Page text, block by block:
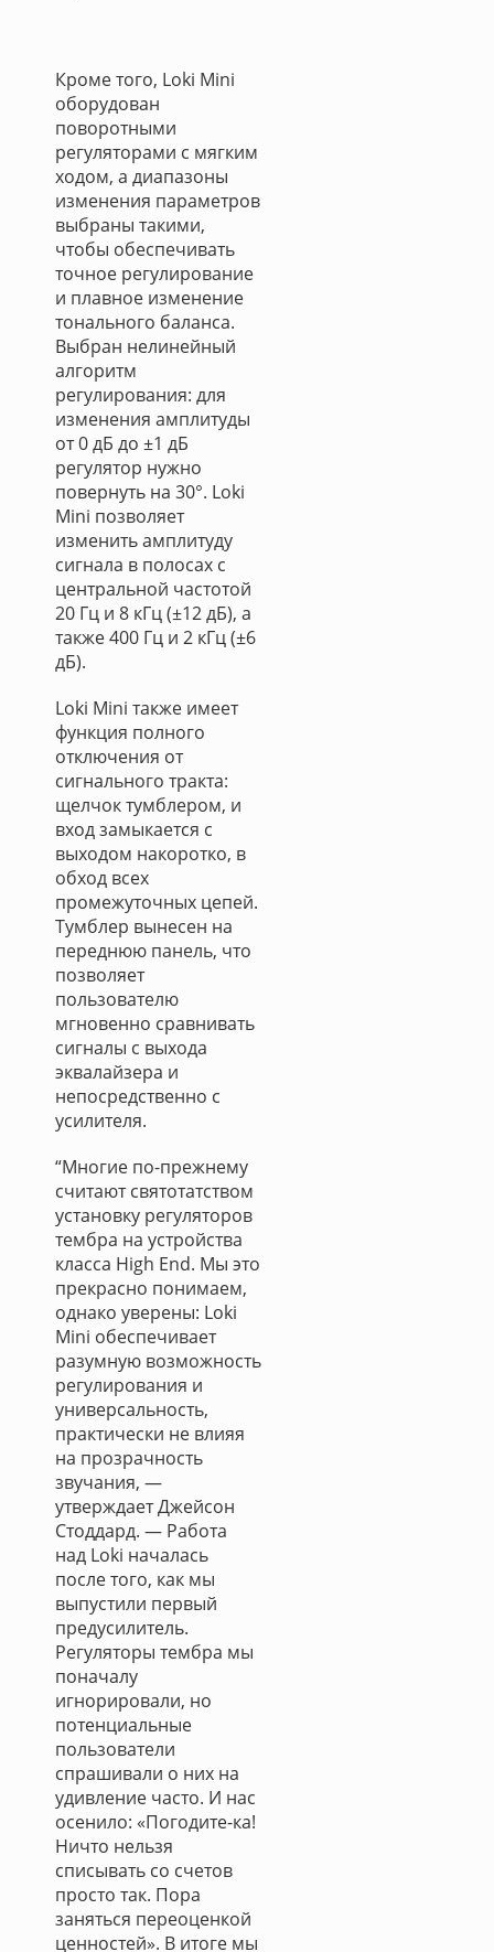
Кроме того, Loki Mini
оборудован
поворотными
регуляторами с мягким
ходом, а диапазоны
изменения параметров
выбраны такими,
чтобы обеспечивать
точное регулирование
и плавное изменение
тонального баланса.
Выбран нелинейный
алгоритм
регулирования: для
изменения амплитуды
от 0 дБ до ±1 дБ
регулятор нужно
повернуть на 30°. Loki
Mini позволяет
изменить амплитуду
сигнала в полосах с
центральной частотой
20 Гц и 8 кГц (±12 дБ), а
также 400 Гц и 2 кГц (±6
дБ).
Loki Mini также имеет
функция полного
отключения от
сигнального тракта:
щелчок тумблером, и
вход замыкается с
выходом накоротко, в
обход всех
промежуточных цепей.
Тумблер вынесен на
переднюю панель, что
позволяет
пользователю
мгновенно сравнивать
сигналы с выхода
эквалайзера и
непосредственно с
усилителя.
“Многие по-прежнему
считают святотатством
установку регуляторов
тембра на устройства
класса High End. Мы это
прекрасно понимаем,
однако уверены: Loki
Mini обеспечивает
разумную возможность
регулирования и
универсальность,
практически не влияя
на прозрачность
звучания, —
утверждает Джейсон
Стоддард. — Работа
над Loki началась
после того, как мы
выпустили первый
предусилитель.
Регуляторы тембра мы
поначалу
игнорировали, но
потенциальные
пользователи
спрашивали о них на
удивление часто. И нас
осенило: «Погодите-ка!
Ничто нельзя
списывать со счетов
просто так. Пора
заняться переоценкой
ценностей». В итоге мы